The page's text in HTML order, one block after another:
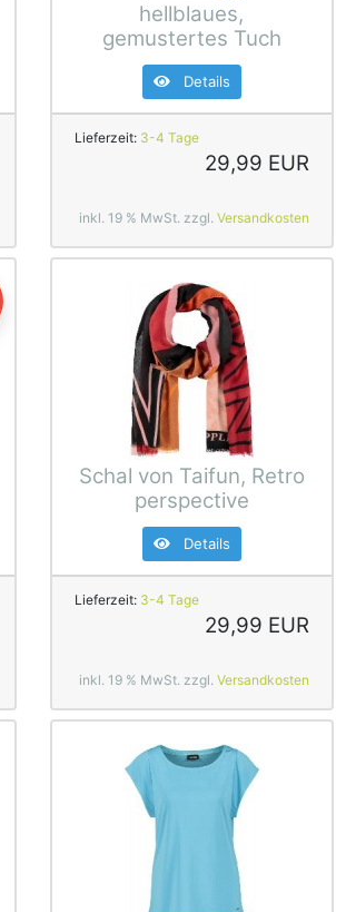
hellblaues,
gemustertes Tuch
Details
Lieferzeit: 3-4 Tage
29,99 EUR
inkl. 19 % MwSt. zzgl. Versandkosten
Schal von Taifun, Retro
perspective
Details
Lieferzeit: 3-4 Tage
29,99 EUR
inkl. 19 % MwSt. zzgl. Versandkosten